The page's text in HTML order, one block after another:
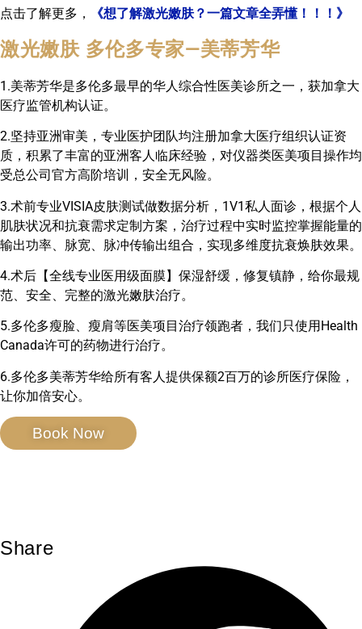
点击了解更多， 《想了解激光嫩肤？一篇文章全弄懂！！！》
激光嫩肤 多伦多专家—美蒂芳华
1.美蒂芳华是多伦多最早的华人综合性医美诊所之一，获加拿大
医疗监管机构认证。
2.坚持亚洲审美，专业医护团队均注册加拿大医疗组织认证资
质，积累了丰富的亚洲客人临床经验，对仪器类医美项目操作均
受总公司官方高阶培训，安全无风险。
3.术前专业VISIA皮肤测试做数据分析，1V1私人面诊，根据个人
肌肤状况和抗衰需求定制方案，治疗过程中实时监控掌握能量的
输出功率、脉宽、脉冲传输出组合，实现多维度抗衰焕肤效果。
4.术后【全线专业医用级面膜】保湿舒缓，修复镇静，给你最规
范、安全、完整的激光嫩肤治疗。
5.多伦多瘦脸、瘦肩等医美项目治疗领跑者，我们只使用Health
Canada许可的药物进行治疗。
6.多伦多美蒂芳华给所有客人提供保额2百万的诊所医疗保险，
让你加倍安心。
Book Now
Share